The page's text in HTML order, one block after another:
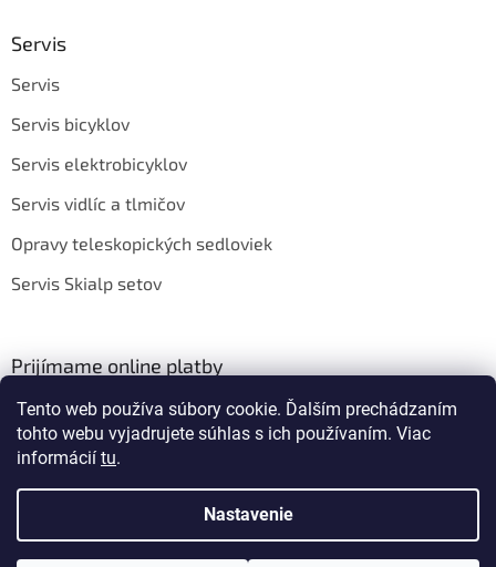
Tento web používa súbory cookie. Ďalším prechádzaním
tohto webu vyjadrujete súhlas s ich používaním. Viac
informácií tu.
Nastavenie
Servis
Servis
Servis bicyklov
Servis elektrobicyklov
Servis vidlíc a tlmičov
Opravy teleskopických sedloviek
Servis Skialp setov
Prijímame online platby
Vytvoril Shoptet